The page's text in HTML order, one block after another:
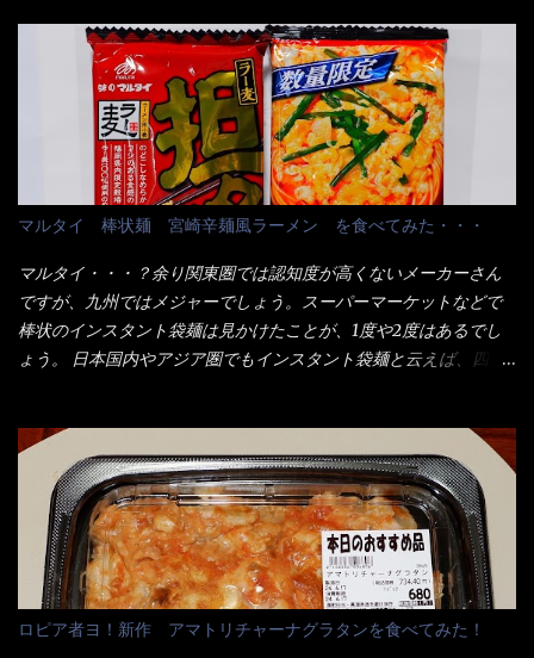
1280円と云った感じです。 で私は幾らで、メガドンキでゲットし
たかって？ それは非常に言いづらい・・・色々と各方面へ忖度し
て、激安だったとだけ申し上げましょう。 早速1袋を大釜で茹で～
ハイ、約15分ほど茹で上げた状態です。 当家には、高齢者がいる
ので少し柔らかく・・・ 茹で上がった饂飩は、お店の饂飩に比べ
＜細い＞です。 どちらかと云えば、稲庭饂飩的な太さですね。 さ
てこれを、どの様に食べるか？ 長葱無かったので、玉葱を刻んで
八王子ラーメン風月見つけうどん！ 冷やし釜あげうどん～です。
ラーメン丼に、冷水を軽く張って饂飩を盛り付け、お椀に昆布出
汁つゆと長葱に山葵です。 これでツルツル～と頂きました。 良い
じゃないか～...
当している。 まずはこれを見て欲しい！ カウンターに置かれた＜
お皿＞である。 直ぐに気づいたでしょう！ 何かキャベツが山じ
ゃないか！？ ハイ、山です。 これが標準なのです。 普通のとん
かつ屋のキャベツと比べたら、10人前ほどあるか？ 値段的には、
メイン（主流は1,000超）＋定食セット350円程と値段的には、そ
れ程では安い訳でも無いが、客足が絶えない人気店である。 そん
なメニューのなかで、リーズナブルで頂ける＜映え＞るメニュー
が＜カツカレー＞だ！ これです。 当時1,000円税込だった
が・・・今も変わらないと思うけど・・・ これが出てくると、カ
ウンター中からOH～と声が飛ぶ！ 写真は、キャベツ少なめでお願
いしています。 皿のサイズは、直径30cmほどあります。 そこに
ドカ盛のキャベツと御飯にカレーがかかっています。 カレーは辛
ンとした厚さのあるトンカツです。 それも揚げたての熱々です。
これを難なく完食出来なければ、漢では無い！と云っても過言で
はないだろう。 この他も、兎に角ボリューム満点で＜薄カツ＞と
呼ばれるメニューは、トンカツが2枚重ねて出てくるだ！ 1枚が薄
いから、2枚乗せにしたらしいけど・・・
マルタイ 棒状麺 宮崎辛麺風ラーメン を食べてみた・・・
マルタイ・・・？余り関東圏では認知度が高くないメーカーさん
ですが、九州ではメジャーでしょう。スーパーマーケットなどで
棒状のインスタント袋麺は見かけたことが、1度や2度はあるでし
ょう。 日本国内やアジア圏でもインスタント袋麺と云えば、四角
イ棒状ラーメンを、OKストアで見かけ思わず手に取って買い物篭
へ 坦々まぜそばと＜数量限定＞宮崎辛麺風ラーメン オーッといき
なり私の胃袋をグサッと・・・・ 棒状インスタントラーメンの
デビューが決まりました。 か・ら・め・ん・辛麺！ 宮崎辛麺は
チャルメラや日清からも出されている、辛口のラーメンじゃ
ん！！ 酸っぱくしたら、酸辣湯麺？なんてね。 よし今日のサラ
メシは、宮崎辛麺にしよう！ それではまず袋を開けると・・・ な
んだか紙に巻かれた棒状の麺が二束、調味油と粉末スープ！ やは
ロピア者ヨ！新作 アマトリチャーナグラタンを食べてみた！